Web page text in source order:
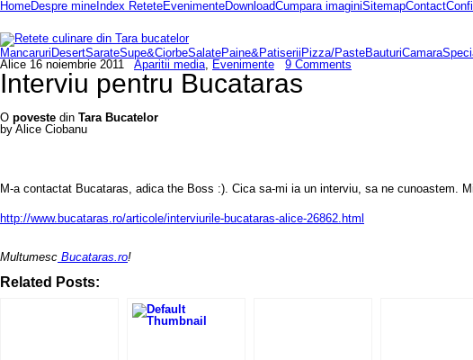
HomeDespre mine Index ReteteEvenimenteDownloadCumpara imaginiSitemapContact
Mancaruri DesertSarateSupe&CiorbeSalatePaine&Patiserii Pizza/PasteBauturiCamara
Alice 16 noiembrie 2011 Aparitii media, Evenimente 9 Comments
Interviu pentru Bucataras
O poveste din Tara Bucatelor
by Alice Ciobanu
M-a contactat Bucataras, adica the Boss :). Cica sa-mi ia un interviu, sa ne
http://www.bucataras.ro/articole/interviurile-bucataras-alice-26862.html
Multumesc Bucataras.ro!
Related Posts: